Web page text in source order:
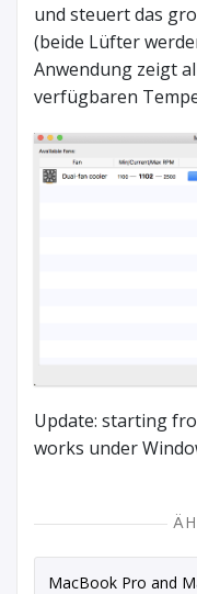
und steuert das
(beide Lüfter
Anwendung zeigt
verfügbaren
Update: starting
works under
MacBook Pro and